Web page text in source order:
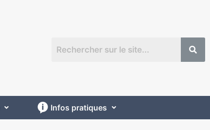
Infos pratiques